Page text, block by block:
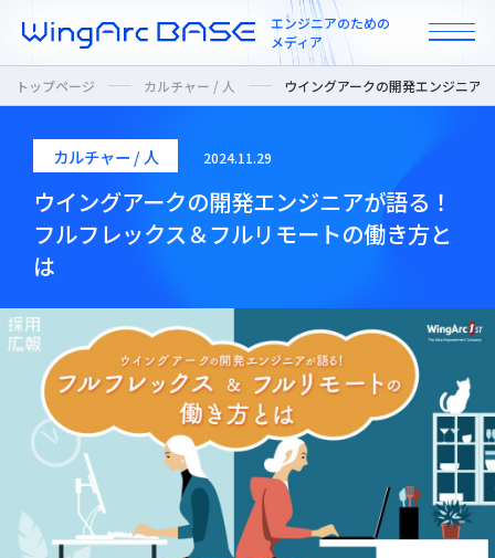
エンジニアのための
メディア
All
インタビュー
カルチャー / 人
ニュース
プロダクト / 技術
採用
トップページ カルチャー / 人 ウイングアークの開発エンジニア
カルチャー / 人 2024.11.29
ウイングアークの開発エンジニアが語る！
フルフレックス＆フルリモートの働き方と
は